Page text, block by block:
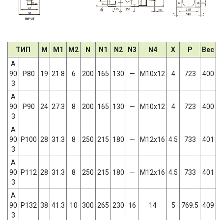
ТИП M M1 M2 N N1 N2 N3 N4 X P
Вес
A
90
3
P80 19 21.8 6 200 165 130 — M10x12 4 723 400
A
90
3
P90 24 27.3 8 200 165 130 — M10x12 4 723 400
A
90
3
P100 28 31.3 8 250 215 180 — M12x16 4.5 733 401
A
90
3
P112 28 31.3 8 250 215 180 — M12x16 4.5 733 401
A
90
3
P132 38 41.3 10 300 265 230 16 14 5 769.5 409